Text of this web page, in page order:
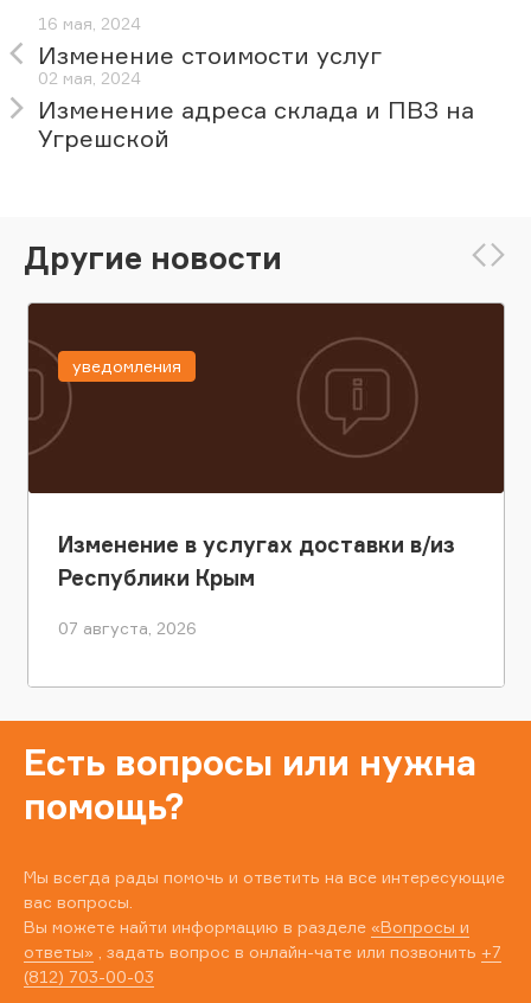
16 мая, 2024
Изменение стоимости услуг
02 мая, 2024
Изменение адреса склада и ПВЗ на
Угрешской
Другие новости
Изменение в услугах доставки в/из
Республики Крым
07 августа, 2026
уведомления
Есть вопросы или нужна
помощь?
Мы всегда рады помочь и ответить на все интересующие
вас вопросы.
Вы можете найти информацию в разделе «Вопросы и
ответы» , задать вопрос в онлайн-чате или позвонить +7
(812) 703-00-03